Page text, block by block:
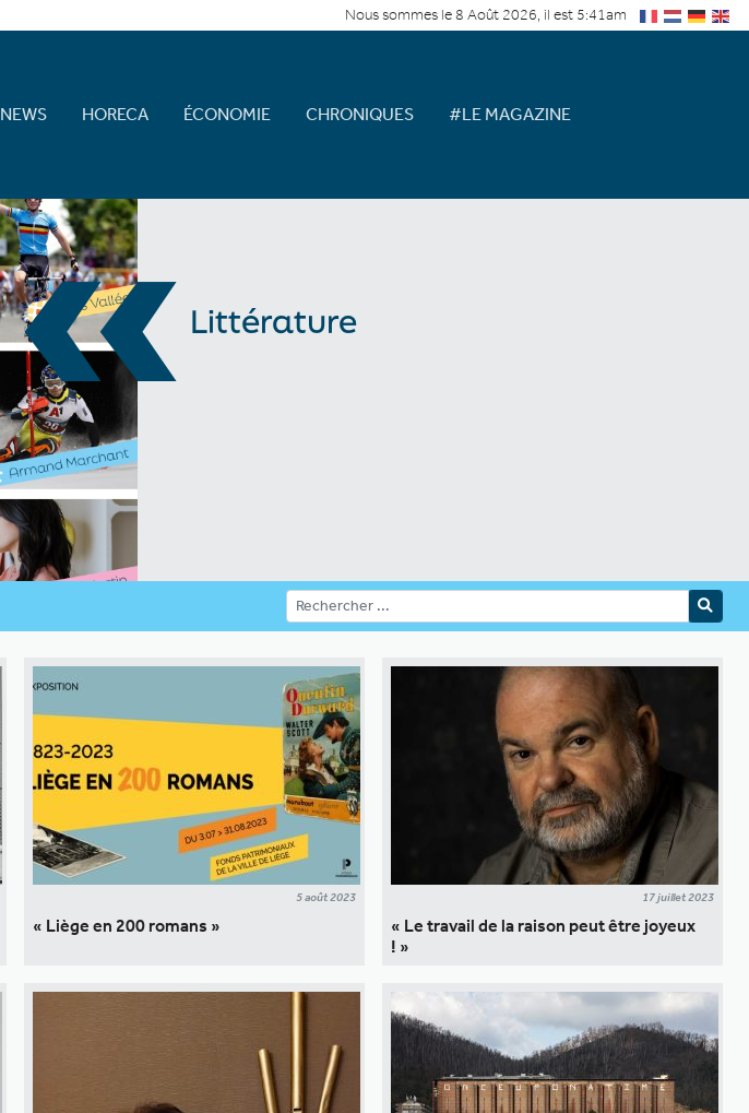
Nous sommes le 8 Août 2026, il est 5:41am
NEWS HORECA ÉCONOMIE CHRONIQUES #LE MAGAZINE
«Littérature
5 août 2023
« Liège en 200 romans »
17 juillet 2023
« Le travail de la raison peut être joyeux
! »